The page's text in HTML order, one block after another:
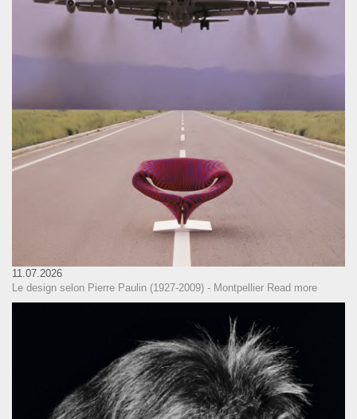
11.07.2026
Le design selon Pierre Paulin (1927-2009) - Montpellier Read more